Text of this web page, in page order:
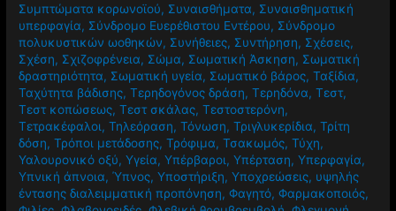
Συμπτώματα κορωνοϊού, Συναισθήματα, Συναισθηματική
υπερφαγία, Σύνδρομο Ευερέθιστου Εντέρου, Σύνδρομο
πολυκυστικών ωοθηκών, Συνήθειες, Συντήρηση, Σχέσεις,
Σχέση, Σχιζοφρένεια, Σώμα, Σωματική Άσκηση, Σωματική
δραστηριότητα, Σωματική υγεία, Σωματικό βάρος,Ταξίδια,
Ταχύτητα βάδισης,Τερηδογόνος δράση,Τερηδόνα,Τεστ,
Τεστ κοπώσεως,Τεστ σκάλας,Τεστοστερόνη,
Τετρακέφαλοι,Τηλεόραση,Τόνωση,Τριγλυκερίδια,Τρίτη
δόση,Τρόποι μετάδοσης,Τρόφιμα,Τσακωμός,Τύχη,
Υαλουρονικό οξύ,Υγεία,Υπέρβαροι,Υπέρταση,Υπερφαγία,
Υπνική άπνοια,Ύπνος,Υποστήριξη,Υποχρεώσεις, υψηλής
έντασης διαλειμματική προπόνηση,Φαγητό,Φαρμακοποιός,